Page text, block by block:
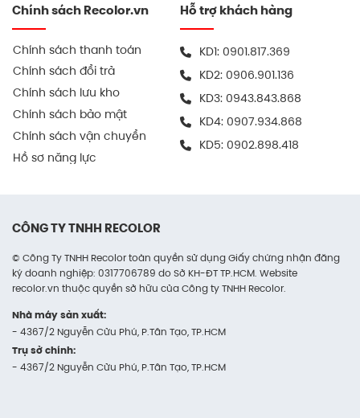
Thiết kế chắc chắn, dễ xếp lớp, dễ dán tem
mác, giúp quá trình kiểm kê và phân phối diễn
ra nhanh chóng, chính xác.
Trong ngành điện tử
Được nhiều doanh nghiệp sử dụng để chứa và
vận chuyển thiết bị điện tử, phụ kiện máy tính,
linh kiện kỹ thuật số…
Thùng giữ cho sản phẩm an toàn trong cả vận
chuyển nội bộ lẫn giao hàng cuối cùng.
Trong kinh doanh online
Thùng carton là lựa chọn lý tưởng cho các
shop online chuyên xử lý đơn hàng lớn hoặc
các đơn hàng combo.
Chính sách Recolor.vn
Chính sách thanh toán
Chính sách đổi trả
Chính sách lưu kho
Chính sách bảo mật
Chính sách vận chuyển
Hồ sơ năng lực
Hỗ trợ khách hàng
KD1: 0901.817.369
KD2: 0906.901.136
KD3: 0943.843.868
KD4: 0907.934.868
KD5: 0902.898.418
CÔNG TY TNHH RECOLOR
© Công Ty TNHH Recolor toàn quyền sử dụng Giấy chứng nhận đăng
ký doanh nghiệp: 0317706789 do Sở KH-ĐT TP.HCM. Website
recolor.vn thuộc quyền sở hữu của Công ty TNHH Recolor.
Nhà máy sản xuất:
- 4367/2 Nguyễn Cửu Phú, P.Tân Tạo, TP.HCM
Trụ sở chính:
- 4367/2 Nguyễn Cửu Phú, P.Tân Tạo, TP.HCM